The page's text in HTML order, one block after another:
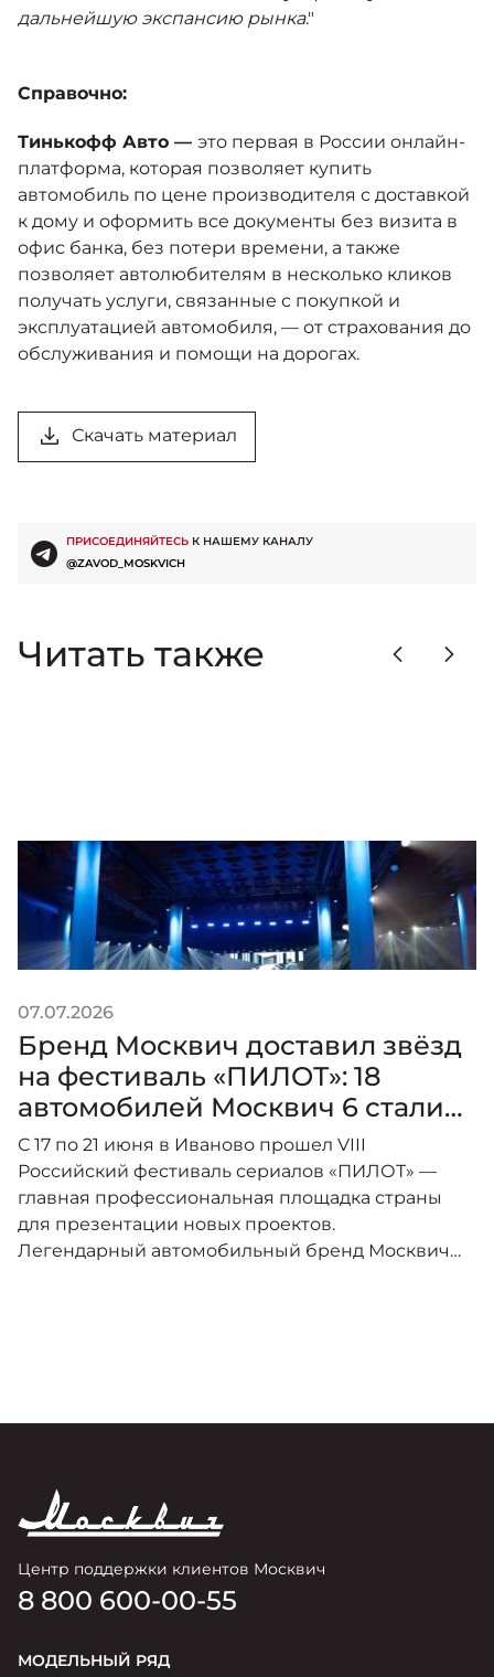
дальнейшую экспансию рынка."
Справочно:
Тинькофф Авто — это первая в России онлайн-
платформа, которая позволяет купить
автомобиль по цене производителя с доставкой
к дому и оформить все документы без визита в
офис банка, без потери времени, а также
позволяет автолюбителям в несколько кликов
получать услуги, связанные с покупкой и
эксплуатацией автомобиля, — от страхования до
обслуживания и помощи на дорогах.
Скачать материал
ПРИСОЕДИНЯЙТЕСЬ К НАШЕМУ КАНАЛУ
@ZAVOD_MOSKVICH
Читать также
07.07.2026
Бренд Москвич доставил звёзд
на фестиваль «ПИЛОТ»: 18
автомобилей Москвич 6 стали
главным транспортом события
С 17 по 21 июня в Иваново прошел VIII
Российский фестиваль сериалов «ПИЛОТ» —
главная профессиональная площадка страны
для презентации новых проектов.
Легендарный автомобильный бренд Москвич
Центр поддержки клиентов Москвич
8 800 600-00-55
МОДЕЛЬНЫЙ РЯД